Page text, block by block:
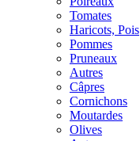
Tomates
Haricots, Pois
Pommes
Pruneaux
Autres
Câpres
Cornichons
Moutardes
Olives